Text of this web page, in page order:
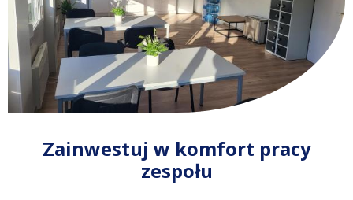
Zainwestuj w komfort pracy
zespołu